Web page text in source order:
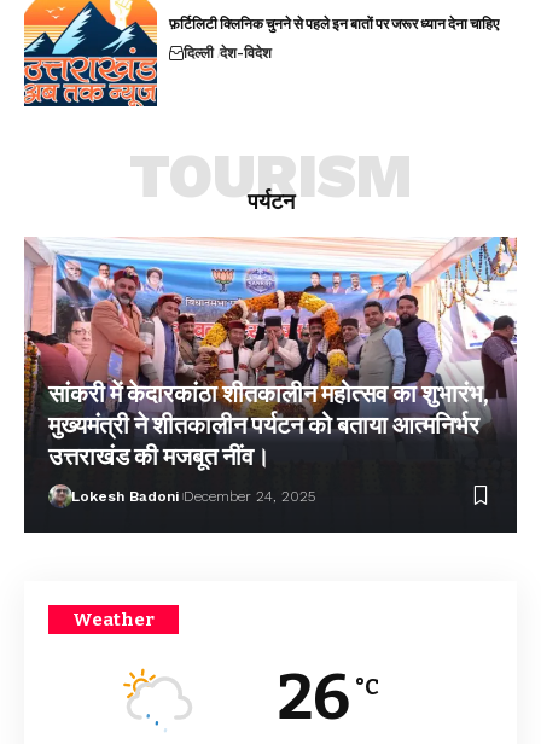
फ़र्टिलिटी क्लिनिक चुनने से पहले इन बातों पर जरूर ध्यान देना चाहिए
दिल्ली देश-विदेश
पर्यटन
TOURISM
सांकरी में केदारकांठा शीतकालीन महोत्सव का शुभारंभ,
मुख्यमंत्री ने शीतकालीन पर्यटन को बताया आत्मनिर्भर
उत्तराखंड की मजबूत नींव।
Lokesh Badoni December 24, 2025
Weather
26 °C